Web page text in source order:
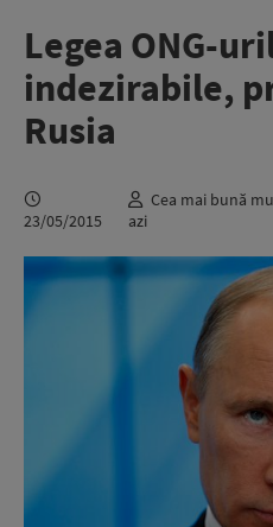
Legea ONG-
indezirabile,
Rusia
23/05/2015
Cea mai bună
azi